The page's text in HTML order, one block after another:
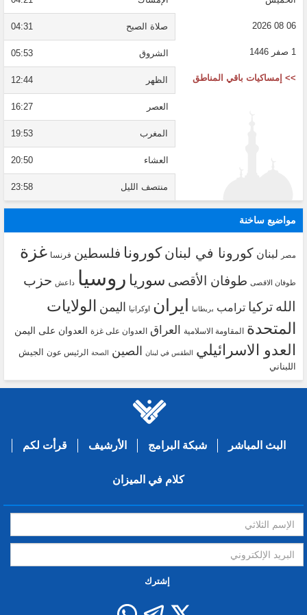
06 08 2026
1 صفر 1446
>> إمساكيات باقي المناطق
صلاة الصبح 04:31
الشروق 05:53
الظهر 12:44
العصر 16:27
المغرب 19:53
العشاء 20:50
منتصف الليل 23:58
مواضيع ساخنة
مصر لبنان كورونا في لبنانكورونا فلسطين فرنسا غزة
طوفان الاقصى طوفان الأقصى سوريا روسيا داعش حزب
الله تركيا ترامب بريطانيا ايران اوكرانيا اليمن
الولايات
المتحدة
المقاومة الاسلامية العراق العدوان على غزة العدوان على اليمن
العدو الاسرائيلي الطقس في لبنان الصين الصحة الرئيس عون
الجيش
اللبناني
البث المباشر شبكة البرامج الأرشيف قرأت لكم
كلام في الميزان
إشترك